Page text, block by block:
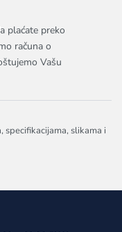
plaćate preko
računa o
Vašu
specifikacijama, slikama i